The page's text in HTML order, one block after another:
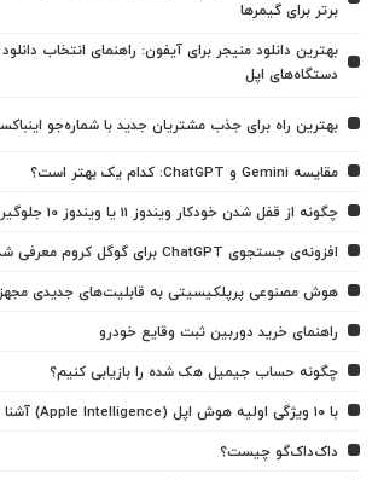
برتر برای گیمرها
بهترین دانلود منیجر برای آیفون: راهنمای انتخاب
دستگاه‌های اپل
بهترین راه برای جذب مشتریان جدید با شماره‌جو
مقایسه Gemini و ChatGPT: کدام یک بهتر است؟
چگونه از قفل شدن خودکار ویندوز 11 یا ویندوز 10 جلوگیری کنیم؟
افزونه‌ی جستجوی ChatGPT برای گوگل کروم معرفی شد
هوش مصنوعی پرپلکیسیتی به قابلیت‌های جدیدی
راهنمای خرید دوربین ثبت وقایع خودرو
چگونه حساب جیمیل هک شده را بازیابی کنیم؟
با ۱۰ ویژگی اولیه هوش اپل (Apple Intelligence) آشنا شوید
داک‌داک‌گو چیست؟